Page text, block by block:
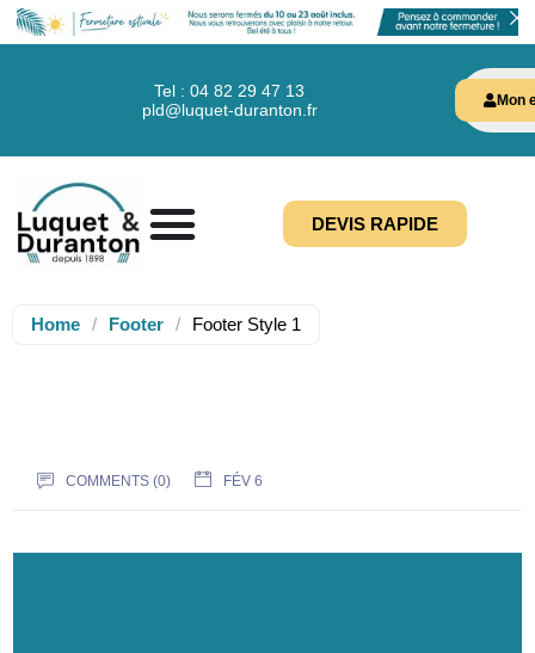
Tel : 04 82 29 47 13
pld@luquet-duranton.fr
Mon
DEVIS RAPIDE
Home / Footer / Footer Style 1
COMMENTS (0) FÉV 6